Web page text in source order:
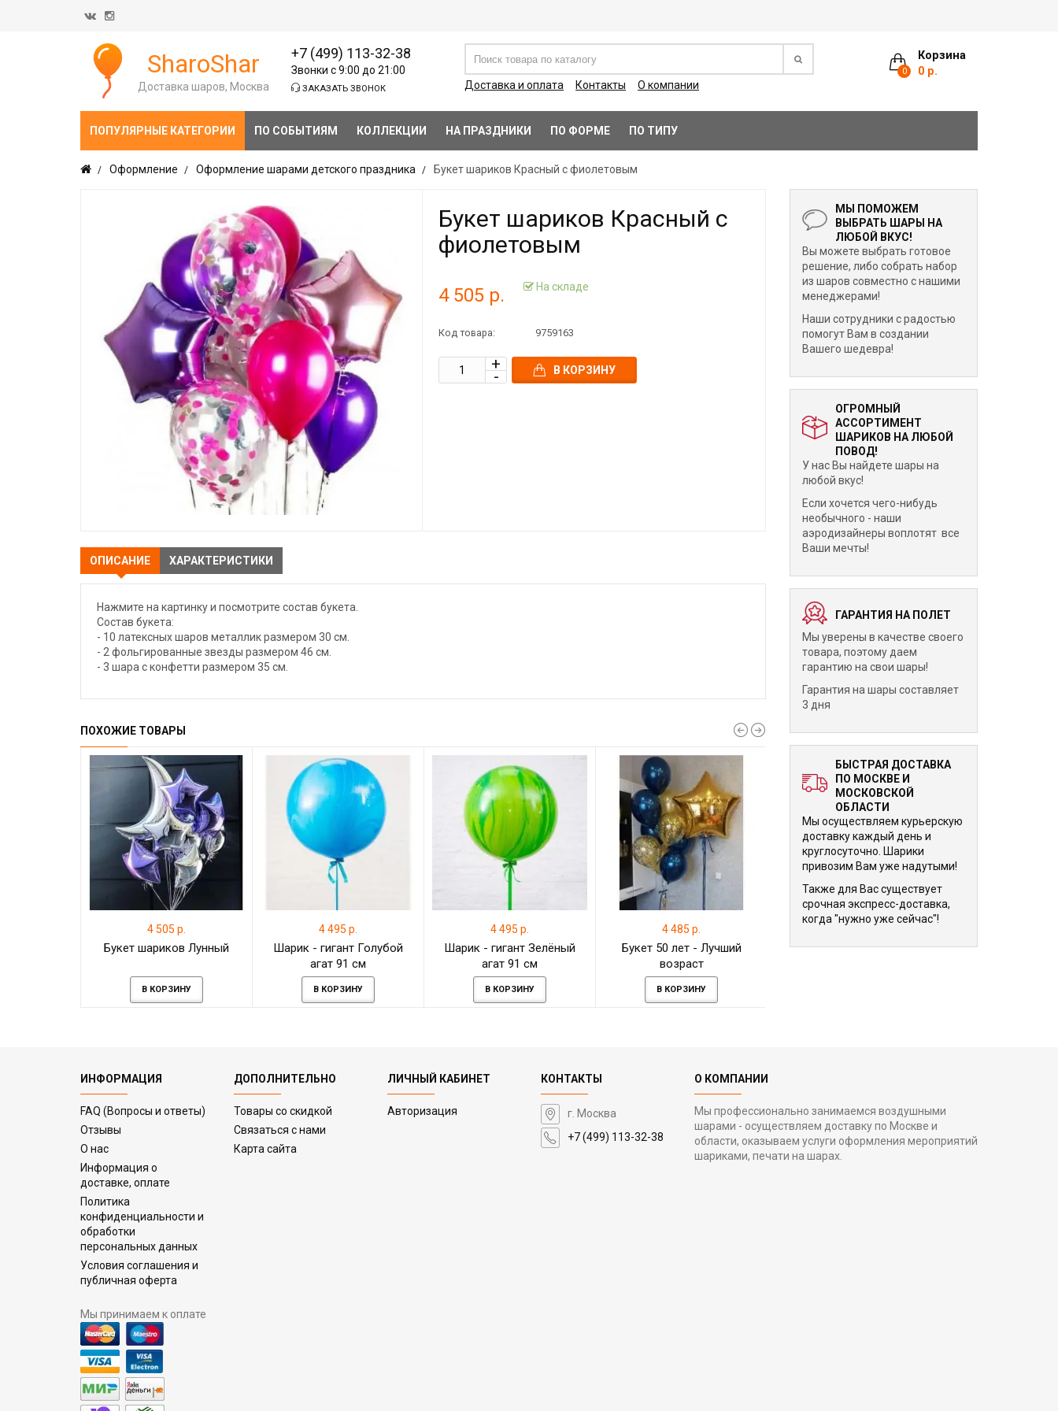
Корзина
0 0 р.
SharoShar
Доставка шаров, Москва
+7 (499) 113-32-38
Звонки с 9:00 до 21:00
ЗАКАЗАТЬ ЗВОНОК Доставка и оплата Контакты О компании
ПОПУЛЯРНЫЕ КАТЕГОРИИ ПО СОБЫТИЯМ КОЛЛЕКЦИИ НА ПРАЗДНИКИ ПО ФОРМЕ ПО ТИПУ
Оформление Оформление шарами детского праздника Букет шариков Красный с фиолетовым
Букет шариков Красный с
фиолетовым
4 505 р. На складе
Код товара: 9759163
В КОРЗИНУ
ОПИСАНИЕ ХАРАКТЕРИСТИКИ
Нажмите на картинку и посмотрите состав букета.
Состав букета:
- 10 латексных шаров металлик размером 30 см.
- 2 фольгированные звезды размером 46 см.
- 3 шара с конфетти размером 35 см.
ПОХОЖИЕ ТОВАРЫ
4 505 р.
Букет шариков Лунный
В КОРЗИНУ
4 495 р.
Шарик - гигант Голубой
агат 91 см
В КОРЗИНУ
4 495 р.
Шарик - гигант Зелёный
агат 91 см
В КОРЗИНУ
4 485 р.
Букет 50 лет - Лучший
возраст
В КОРЗИНУ
4 525 р.
Композиция из шаров
МЫ ПОМОЖЕМ
ВЫБРАТЬ ШАРЫ НА
ЛЮБОЙ ВКУС!
Вы можете выбрать готовое
решение, либо собрать набор
из шаров совместно с нашими
менеджерами!
Наши сотрудники с радостью
помогут Вам в создании
Вашего шедевра!
ОГРОМНЫЙ
АССОРТИМЕНТ
ШАРИКОВ НА ЛЮБОЙ
ПОВОД!
У нас Вы найдете шары на
любой вкус!
Если хочется чего-нибудь
необычного - наши
аэродизайнеры воплотят все
Ваши мечты!
ГАРАНТИЯ НА ПОЛЕТ
Мы уверены в качестве своего
товара, поэтому даем
гарантию на свои шары!
Гарантия на шары составляет
3 дня
БЫСТРАЯ ДОСТАВКА
ПО МОСКВЕ И
МОСКОВСКОЙ
ОБЛАСТИ
Мы осуществляем курьерскую
доставку каждый день и
круглосуточно. Шарики
привозим Вам уже надутыми!
Также для Вас существует
срочная экспресс-доставка,
когда "нужно уже сейчас"!
ИНФОРМАЦИЯ
FAQ (Вопросы и ответы)
Отзывы
О нас
Информация о
доставке, оплате
Политика
конфиденциальности и
обработки
персональных данных
Условия соглашения и
публичная оферта
Мы принимаем к оплате
ДОПОЛНИТЕЛЬНО
Товары со скидкой
Связаться с нами
Карта сайта
ЛИЧНЫЙ КАБИНЕТ
Авторизация
КОНТАКТЫ
г. Москва
+7 (499) 113-32-38
О КОМПАНИИ
Мы профессионально занимаемся воздушными
шарами - осуществляем доставку по Москве и
области, оказываем услуги оформления мероприятий
шариками, печати на шарах.